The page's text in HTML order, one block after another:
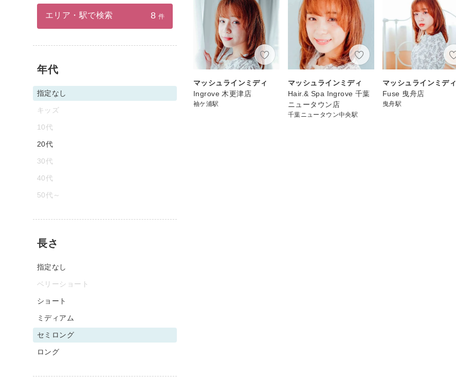
マッシュラインミディ
Ingrove 木更津店
袖ケ浦駅
マッシュラインミディ
Hair.& Spa Ingrove 千葉
ニュータウン店
千葉ニュータウン中央駅
マッシュラインミディ
Fuse 曳舟店
曳舟駅
エリア・駅で検索 8 件
年代
指定なし
キッズ
10代
20代
30代
40代
50代～
長さ
指定なし
ベリーショート
ショート
ミディアム
セミロング
ロング